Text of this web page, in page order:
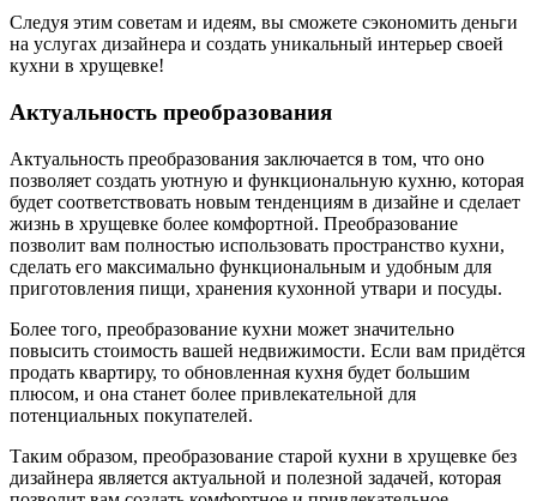
Следуя этим советам и идеям, вы сможете сэкономить деньги
на услугах дизайнера и создать уникальный интерьер своей
кухни в хрущевке!
Актуальность преобразования
Актуальность преобразования заключается в том, что оно
позволяет создать уютную и функциональную кухню, которая
будет соответствовать новым тенденциям в дизайне и сделает
жизнь в хрущевке более комфортной. Преобразование
позволит вам полностью использовать пространство кухни,
сделать его максимально функциональным и удобным для
приготовления пищи, хранения кухонной утвари и посуды.
Более того, преобразование кухни может значительно
повысить стоимость вашей недвижимости. Если вам придётся
продать квартиру, то обновленная кухня будет большим
плюсом, и она станет более привлекательной для
потенциальных покупателей.
Таким образом, преобразование старой кухни в хрущевке без
дизайнера является актуальной и полезной задачей, которая